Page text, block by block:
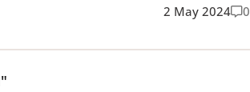
2 May 2024 0